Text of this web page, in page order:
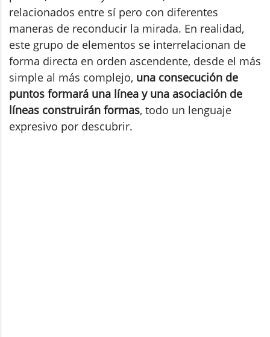
relacionados entre sí pero con diferentes
maneras de reconducir la mirada. En realidad,
este grupo de elementos se interrelacionan de
forma directa en orden ascendente, desde el más
simple al más complejo, una consecución de
puntos formará una línea y una asociación de
líneas construirán formas, todo un lenguaje
expresivo por descubrir.